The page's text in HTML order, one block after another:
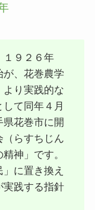
１９２６年
が、花巻農学
より実践的な
て同年４月
花巻市に開
（らすちじん
神」です。
に置き換え
実践する指針